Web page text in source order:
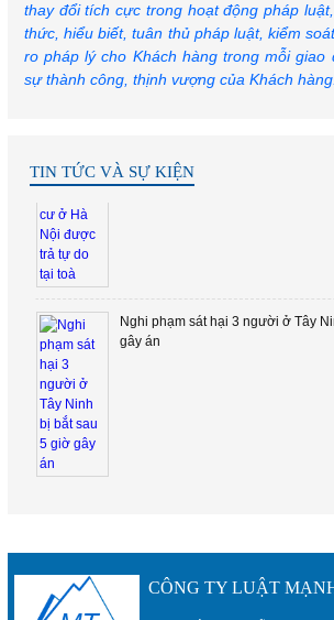
thay đổi tích cực trong hoạt động pháp
thức, hiểu biết, tuân thủ pháp luật, kiểm
ro pháp lý cho Khách hàng trong mỗi giao
sự thành công, thịnh vượng của Khách hàng.
TIN TỨC VÀ SỰ KIỆN
Nghi phạm sát hại 3 người ở Tây
gây án
CÔNG TY LUẬT